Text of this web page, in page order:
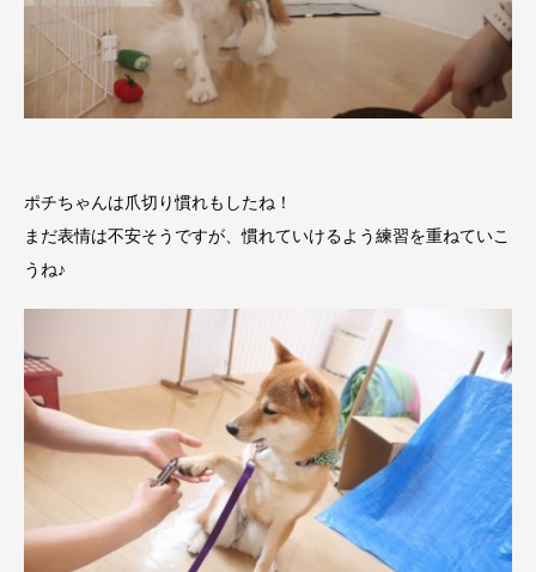
ポチちゃんは爪切り慣れもしたね！
まだ表情は不安そうですが、慣れていけるよう練習を重ねていこ
うね♪